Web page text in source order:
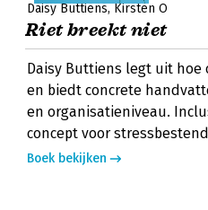
Daisy Buttiens Kirsten O
Riet breekt niet
Daisy Buttiens legt uit hoe
en biedt concrete
en organisatieniveau.
concept voor
Boek bekijken